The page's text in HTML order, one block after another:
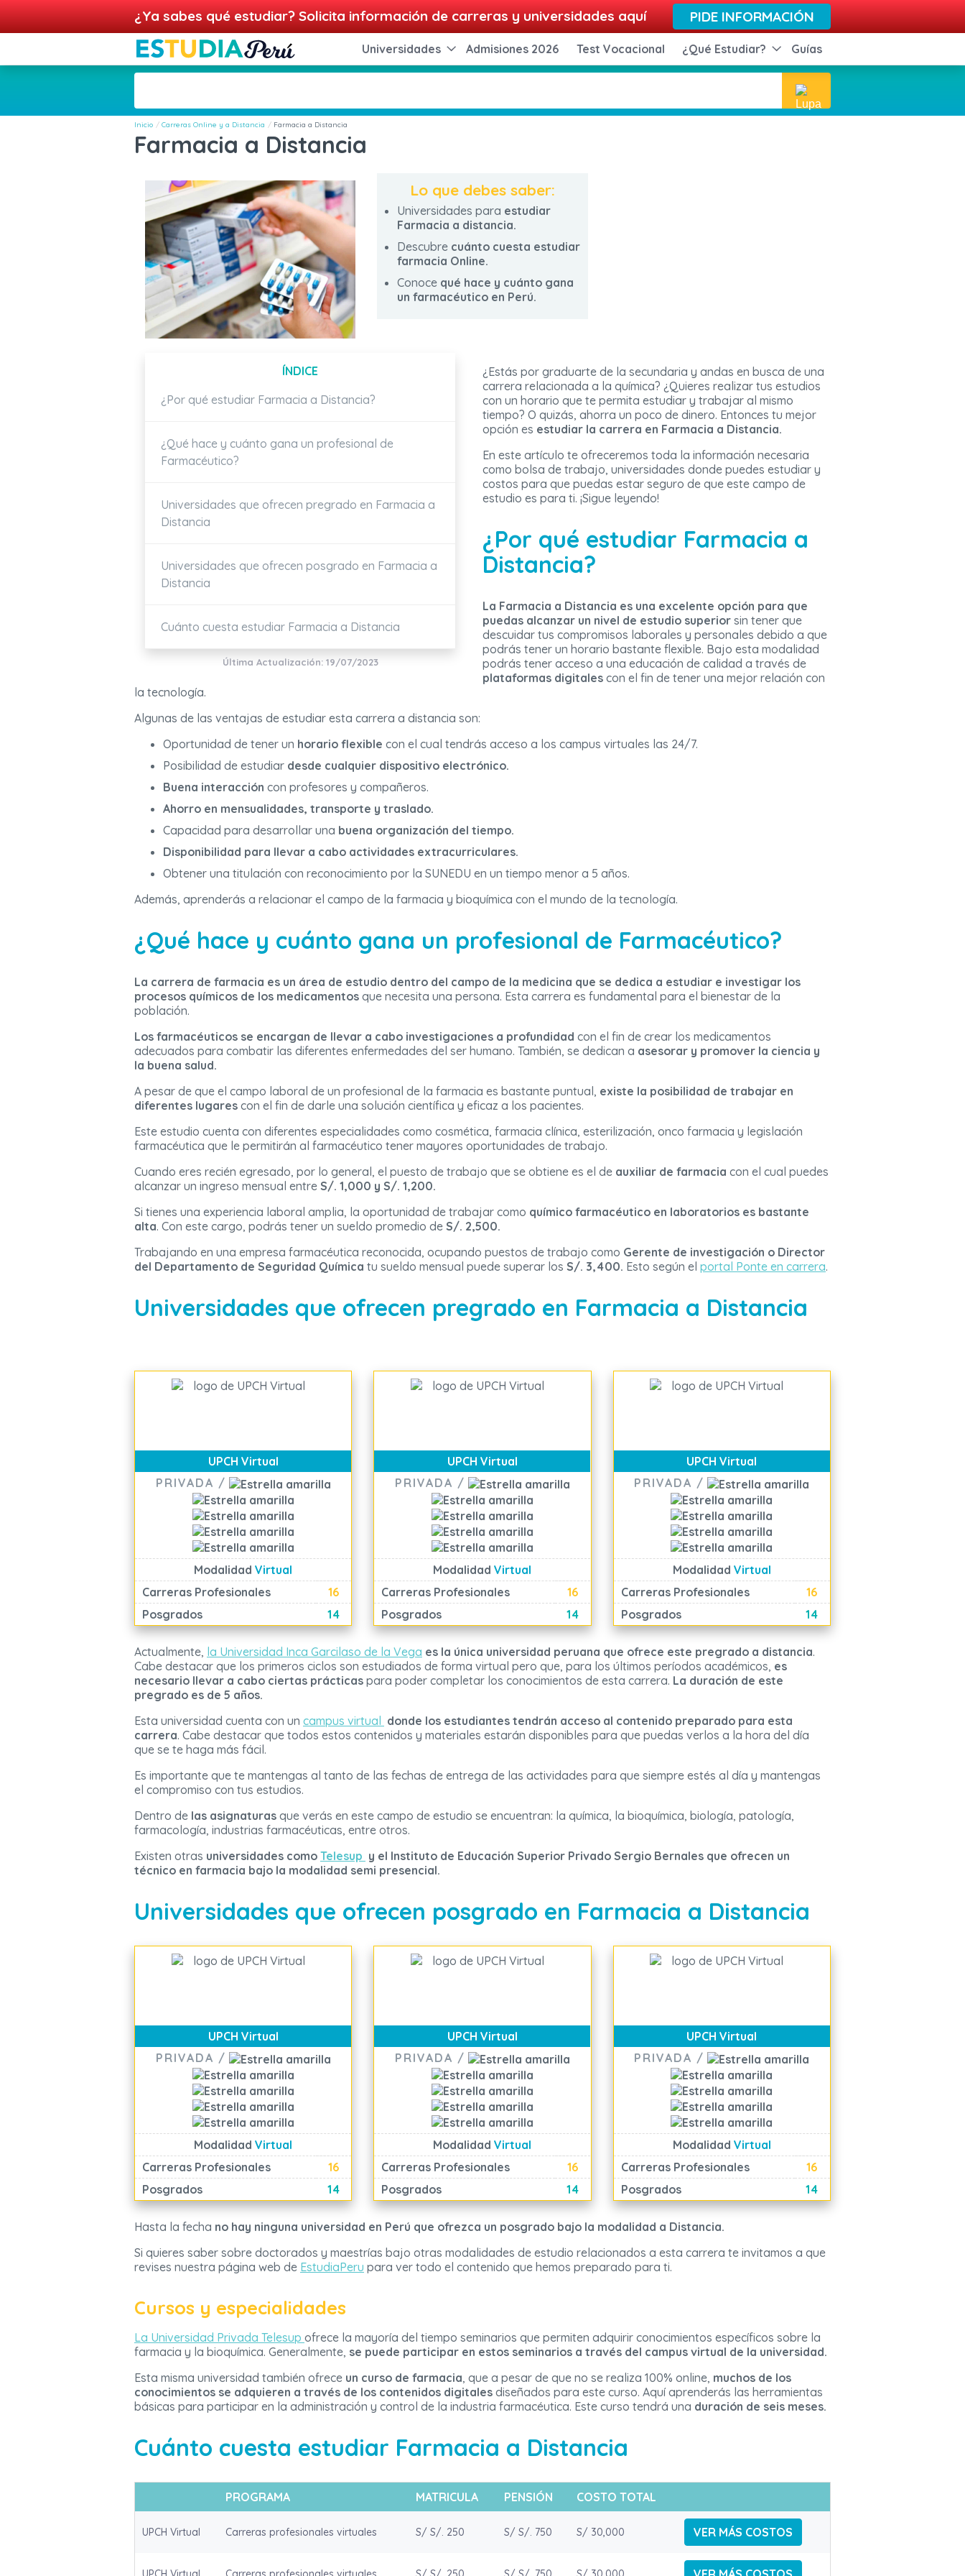
¿Ya sabes qué estudiar? Solicita información de carreras y universidades aquí PIDE INFORMACIÓN
Universidades Admisiones 2026 Test Vocacional ¿Qué Estudiar? Guías
Inicio Carreras Online y a Distancia Farmacia a Distancia
Farmacia a Distancia
Lo que debes saber:
Universidades para estudiar
Farmacia a distancia.
Descubre cuánto cuesta estudiar
farmacia Online.
Conoce qué hace y cuánto gana
un farmacéutico en Perú.
ÍNDICE
¿Por qué estudiar Farmacia a Distancia?
¿Qué hace y cuánto gana un profesional de
Farmacéutico?
Universidades que ofrecen pregrado en Farmacia a
Distancia
Universidades que ofrecen posgrado en Farmacia a
Distancia
Cuánto cuesta estudiar Farmacia a Distancia
Última Actualización: 19/07/2023
¿Estás por graduarte de la secundaria y andas en busca de una
carrera relacionada a la química? ¿Quieres realizar tus estudios
con un horario que te permita estudiar y trabajar al mismo
tiempo? O quizás, ahorra un poco de dinero. Entonces tu mejor
opción es estudiar la carrera en Farmacia a Distancia.
En este artículo te ofreceremos toda la información necesaria
como bolsa de trabajo, universidades donde puedes estudiar y
costos para que puedas estar seguro de que este campo de
estudio es para ti. ¡Sigue leyendo!
¿Por qué estudiar Farmacia a
Distancia?
La Farmacia a Distancia es una excelente opción para que
puedas alcanzar un nivel de estudio superior sin tener que
descuidar tus compromisos laborales y personales debido a que
podrás tener un horario bastante flexible. Bajo esta modalidad
podrás tener acceso a una educación de calidad a través de
plataformas digitales con el fin de tener una mejor relación con
la tecnología.
Algunas de las ventajas de estudiar esta carrera a distancia son:
Oportunidad de tener un horario flexible con el cual tendrás acceso a los campus virtuales las 24/7.
Posibilidad de estudiar desde cualquier dispositivo electrónico.
Buena interacción con profesores y compañeros.
Ahorro en mensualidades, transporte y traslado.
Capacidad para desarrollar una buena organización del tiempo.
Disponibilidad para llevar a cabo actividades extracurriculares.
Obtener una titulación con reconocimiento por la SUNEDU en un tiempo menor a 5 años.
Además, aprenderás a relacionar el campo de la farmacia y bioquímica con el mundo de la tecnología.
¿Qué hace y cuánto gana un profesional de Farmacéutico?
La carrera de farmacia es un área de estudio dentro del campo de la medicina que se dedica a estudiar e investigar los
procesos químicos de los medicamentos que necesita una persona. Esta carrera es fundamental para el bienestar de la
población.
Los farmacéuticos se encargan de llevar a cabo investigaciones a profundidad con el fin de crear los medicamentos
adecuados para combatir las diferentes enfermedades del ser humano. También, se dedican a asesorar y promover la ciencia y
la buena salud.
A pesar de que el campo laboral de un profesional de la farmacia es bastante puntual, existe la posibilidad de trabajar en
diferentes lugares con el fin de darle una solución científica y eficaz a los pacientes.
Este estudio cuenta con diferentes especialidades como cosmética, farmacia clínica, esterilización, onco farmacia y legislación
farmacéutica que le permitirán al farmacéutico tener mayores oportunidades de trabajo.
Cuando eres recién egresado, por lo general, el puesto de trabajo que se obtiene es el de auxiliar de farmacia con el cual puedes
alcanzar un ingreso mensual entre S/. 1,000 y S/. 1,200.
Si tienes una experiencia laboral amplia, la oportunidad de trabajar como químico farmacéutico en laboratorios es bastante
alta. Con este cargo, podrás tener un sueldo promedio de S/. 2,500.
Trabajando en una empresa farmacéutica reconocida, ocupando puestos de trabajo como Gerente de investigación o Director
del Departamento de Seguridad Química tu sueldo mensual puede superar los S/. 3,400. Esto según el portal Ponte en carrera.
Universidades que ofrecen pregrado en Farmacia a Distancia
UPCH Virtual
PRIVADA /
ModalidadVirtual
Carreras Profesionales
16
Posgrados
14
UPCH Virtual
PRIVADA /
ModalidadVirtual
Carreras Profesionales
16
Posgrados
14
UPCH Virtual
PRIVADA /
Modalidad Virtual
Carreras Profesionales
16
Posgrados
14
Actualmente, la Universidad Inca Garcilaso de la Vega es la única universidad peruana que ofrece este pregrado a distancia.
Cabe destacar que los primeros ciclos son estudiados de forma virtual pero que, para los últimos períodos académicos, es
necesario llevar a cabo ciertas prácticas para poder completar los conocimientos de esta carrera. La duración de este
pregrado es de 5 años.
Esta universidad cuenta con un campus virtual donde los estudiantes tendrán acceso al contenido preparado para esta
carrera. Cabe destacar que todos estos contenidos y materiales estarán disponibles para que puedas verlos a la hora del día
que se te haga más fácil.
Es importante que te mantengas al tanto de las fechas de entrega de las actividades para que siempre estés al día y mantengas
el compromiso con tus estudios.
Dentro de las asignaturas que verás en este campo de estudio se encuentran: la química, la bioquímica, biología, patología,
farmacología, industrias farmacéuticas, entre otros.
Existen otras universidades como Telesup y el Instituto de Educación Superior Privado Sergio Bernales que ofrecen un
técnico en farmacia bajo la modalidad semi presencial.
Universidades que ofrecen posgrado en Farmacia a Distancia
UPCH Virtual
PRIVADA /
ModalidadVirtual
Carreras Profesionales
16
Posgrados
14
UPCH Virtual
PRIVADA /
ModalidadVirtual
Carreras Profesionales
16
Posgrados
14
UPCH Virtual
PRIVADA /
Modalidad Virtual
Carreras Profesionales
16
Posgrados
14
Hasta la fecha no hay ninguna universidad en Perú que ofrezca un posgrado bajo la modalidad a Distancia.
Si quieres saber sobre doctorados y maestrías bajo otras modalidades de estudio relacionados a esta carrera te invitamos a que
revises nuestra página web de EstudiaPeru para ver todo el contenido que hemos preparado para ti.
Cursos y especialidades
La Universidad Privada Telesup ofrece la mayoría del tiempo seminarios que permiten adquirir conocimientos específicos sobre la
farmacia y la bioquímica. Generalmente, se puede participar en estos seminarios a través del campus virtual de la universidad.
Esta misma universidad también ofrece un curso de farmacia, que a pesar de que no se realiza 100% online, muchos de los
conocimientos se adquieren a través de los contenidos digitales diseñados para este curso. Aquí aprenderás las herramientas
básicas para participar en la administración y control de la industria farmacéutica. Este curso tendrá una duración de seis meses.
Cuánto cuesta estudiar Farmacia a Distancia
PROGRAMA MATRICULA PENSIÓN COSTO TOTAL
UPCH Virtual Carreras profesionales virtuales S/ S/. 250 S/ S/. 750 S/ 30,000 VER MÁS COSTOS